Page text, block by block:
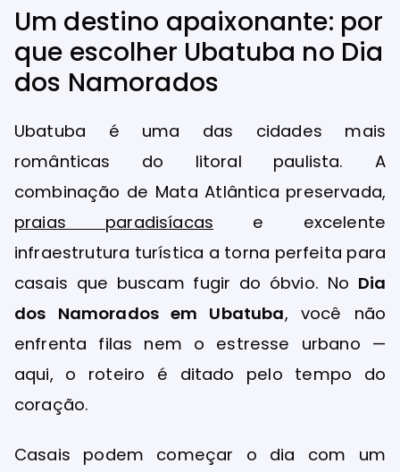
Um destino apaixonante: por
que escolher Ubatuba no Dia
dos Namorados
Ubatuba é uma das cidades mais
românticas do litoral paulista. A
combinação de Mata Atlântica preservada,
praias paradisíacas e excelente
infraestrutura turística a torna perfeita para
casais que buscam fugir do óbvio. No Dia
dos Namorados em Ubatuba, você não
enfrenta filas nem o estresse urbano —
aqui, o roteiro é ditado pelo tempo do
coração.
Casais podem começar o dia com um